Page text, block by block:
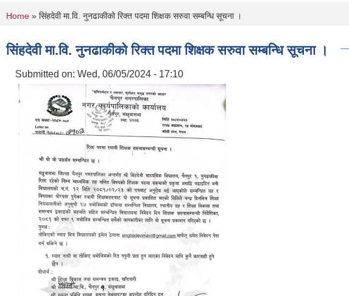
You are here
Home » सिंहदेवी मा.वि. नुनढाकीको रिक्त पदमा शिक्षक सरुवा सम्बन्धि सूचना ।
सिंहदेवी मा.वि. नुनढाकीको रिक्त पदमा शिक्षक सरुवा सम्बन्धि सूचना ।
Submitted on: Wed, 06/05/2024 - 17:10